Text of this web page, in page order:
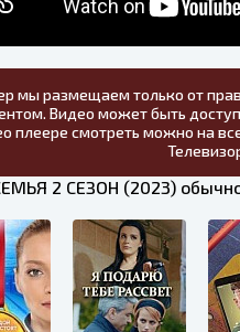
мы размещаем только от
Видео может быть
плеере смотреть можно на
2 СЕЗОН (2023)